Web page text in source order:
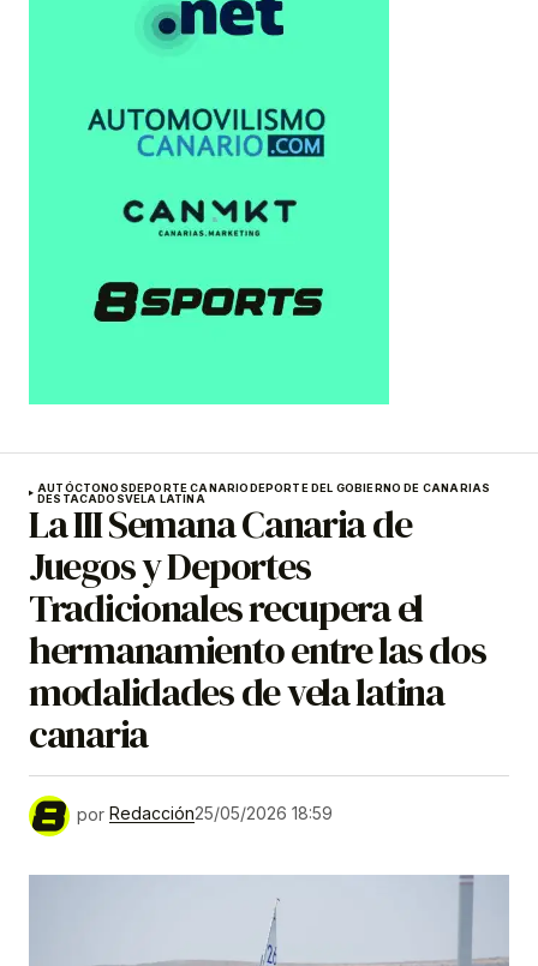
AUTÓCTONOSDEPORTE CANARIODEPORTE DEL GOBIERNO DE CANARIAS
DESTACADOSVELA LATINA
La III Semana Canaria de
Juegos y Deportes
Tradicionales recupera el
hermanamiento entre las dos
modalidades de vela latina
canaria
por Redacción25/05/2026 18:59